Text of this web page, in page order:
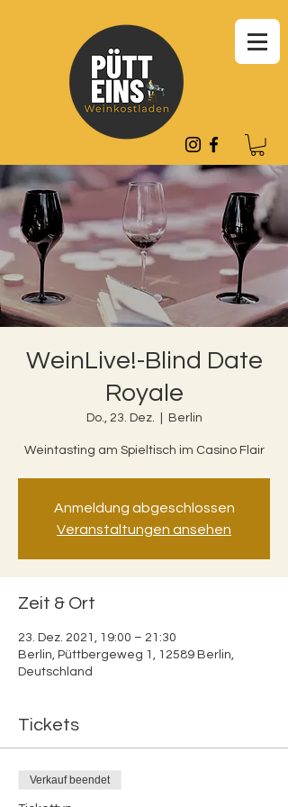
WeinLive!-Blind Date
Royale
Do., 23. Dez. Berlin
Weintasting am Spieltisch im Casino Flair
Anmeldung abgeschlossen
Veranstaltungen ansehen
Zeit & Ort
23. Dez. 2021, 19:00 – 21:30
Berlin, Püttbergeweg 1, 12589 Berlin,
Deutschland
Tickets
Verkauf beendet